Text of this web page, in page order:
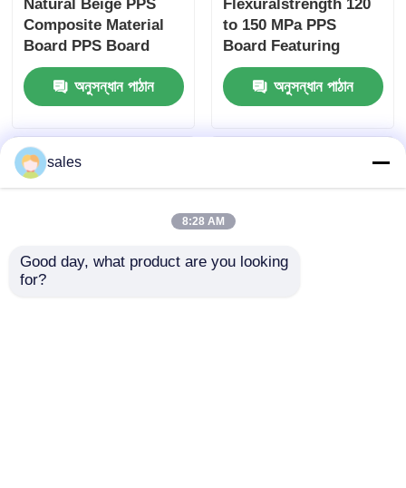
Natural Beige PPS
Composite Material
Board PPS Board
Ideal for
Manufacturing
Electrical
Mechanical Parts
অনুসন্ধান পাঠান
Flexuralstrength 120
to 150 MPa PPS
Board Featuring
Density 1.35 to 1.38
Gcm3 and Weather
Resistance Designed
অনুসন্ধান পাঠান
sales
8:28 AM
Good day, what product are you looking
for?